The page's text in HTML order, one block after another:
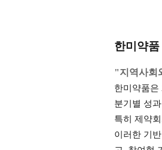
한미약
"지역사회
한미약품은
분기별 성
특히 제약
이러한 기